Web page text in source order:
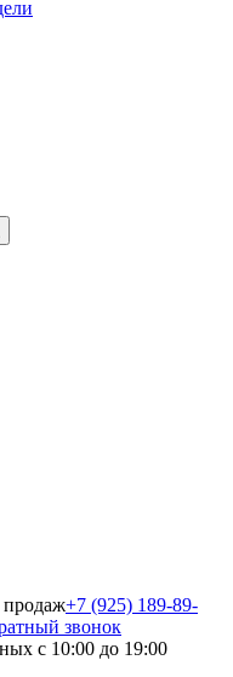
+7 (925) 189-89-
звонок
с 10:00 до 19:00